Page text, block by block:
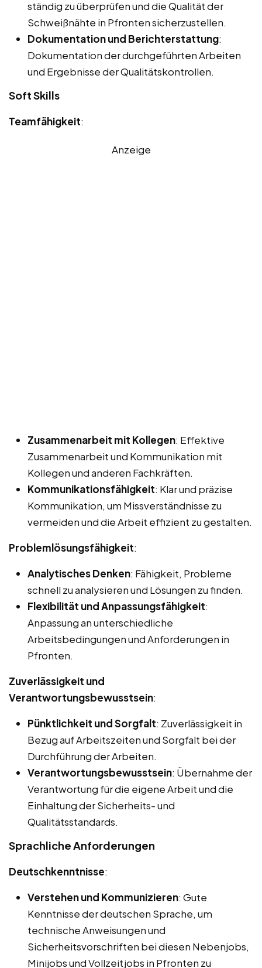
ständig zu überprüfen und die Qualität der
Schweißnähte in Pfronten sicherzustellen.
Dokumentation und Berichterstattung:
Dokumentation der durchgeführten Arbeiten
und Ergebnisse der Qualitätskontrollen.
Soft Skills
Teamfähigkeit:
Anzeige
Zusammenarbeit mit Kollegen: Effektive
Zusammenarbeit und Kommunikation mit
Kollegen und anderen Fachkräften.
Kommunikationsfähigkeit: Klar und präzise
Kommunikation, um Missverständnisse zu
vermeiden und die Arbeit effizient zu gestalten.
Problemlösungsfähigkeit:
Analytisches Denken: Fähigkeit, Probleme
schnell zu analysieren und Lösungen zu finden.
Flexibilität und Anpassungsfähigkeit:
Anpassung an unterschiedliche
Arbeitsbedingungen und Anforderungen in
Pfronten.
Zuverlässigkeit und
Verantwortungsbewusstsein:
Pünktlichkeit und Sorgfalt: Zuverlässigkeit in
Bezug auf Arbeitszeiten und Sorgfalt bei der
Durchführung der Arbeiten.
Verantwortungsbewusstsein: Übernahme der
Verantwortung für die eigene Arbeit und die
Einhaltung der Sicherheits- und
Qualitätsstandards.
Sprachliche Anforderungen
Deutschkenntnisse:
Verstehen und Kommunizieren: Gute
Kenntnisse der deutschen Sprache, um
technische Anweisungen und
Sicherheitsvorschriften bei diesen Nebenjobs,
Minijobs und Vollzeitjobs in Pfronten zu